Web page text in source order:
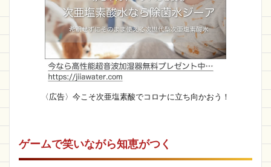
〈広告〉今こそ次亜塩素酸でコロナに立ち向かおう！
ゲームで笑いながら知恵がつく